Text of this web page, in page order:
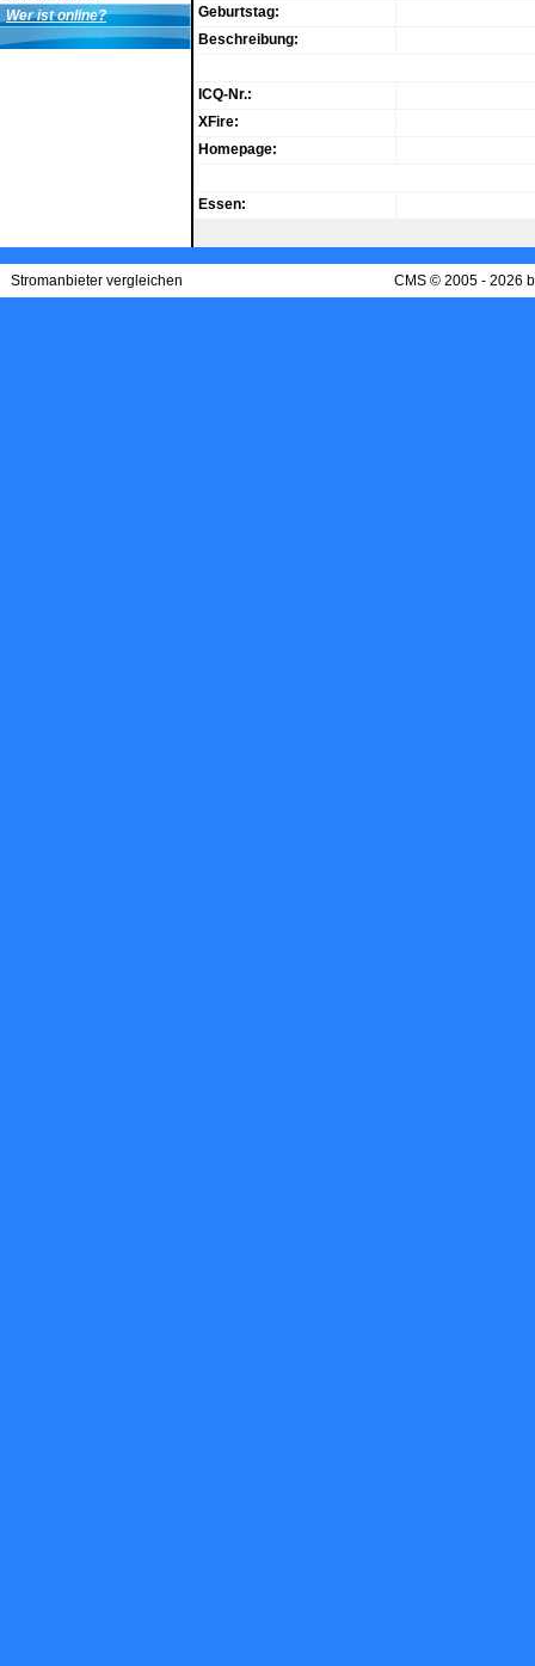
Wer ist online?
Geburtstag:
Beschreibung:
ICQ-Nr.:
XFire:
Homepage:
Essen:
Stromanbieter vergleichen CMS © 2005 - 2026